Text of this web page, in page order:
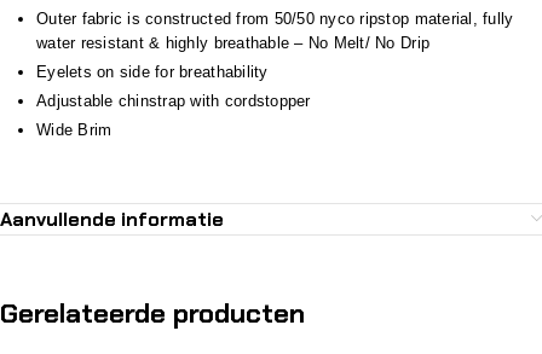
Outer fabric is constructed from 50/50 nyco ripstop material, fully
water resistant & highly breathable – No Melt/ No Drip
Eyelets on side for breathability
Adjustable chinstrap with cordstopper
Wide Brim
Aanvullende informatie
Gerelateerde producten